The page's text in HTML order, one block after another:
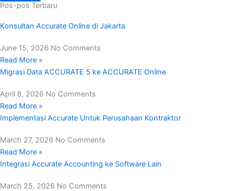
Pos-pos Terbaru
Konsultan Accurate Online di Jakarta
June 15, 2026 No Comments
Read More »
Migrasi Data ACCURATE 5 ke ACCURATE Online
April 8, 2026 No Comments
Read More »
Implementasi Accurate Untuk Perusahaan Kontraktor
March 27, 2026 No Comments
Read More »
Integrasi Accurate Accounting ke Software Lain
March 25, 2026 No Comments